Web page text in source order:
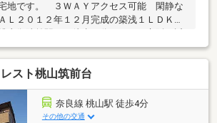
地です。 ３ＷＡＹアクセス可能 閑静な
２０１２年１２月完成の築浅１ＬＤＫで
ルアクセス。嬉しい３点セパレートに浴室
い焚き機能付浴室、システムキッチン、温
など充実の
スト桃山筑前台
奈良線 桃山駅 徒歩4分
その他の交通